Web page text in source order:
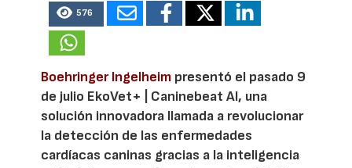
576
Boehringer Ingelheim presentó el pasado 9
de julio EkoVet+ | Caninebeat AI, una
solución innovadora llamada a revolucionar
la detección de las enfermedades
cardíacas caninas gracias a la inteligencia